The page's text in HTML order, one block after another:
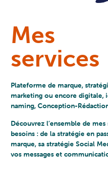
Mes
services
Plateforme de marque,
marketing ou encore digitale,
naming, Conception-
Découvrez l’ensemble de
besoins : de la stratégie en
marque, sa stratégie Social
vos messages et